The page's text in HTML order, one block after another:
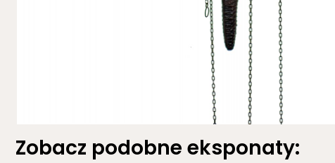
Zobacz podobne eksponaty: